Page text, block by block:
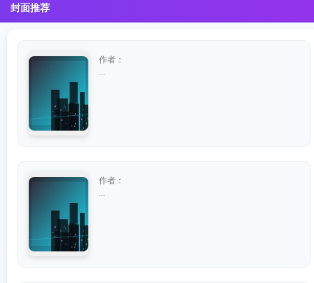
封面推荐
作者：
作者：